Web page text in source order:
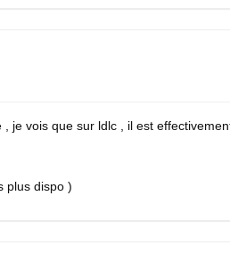
je vois que sur ldlc , il est
plus dispo )